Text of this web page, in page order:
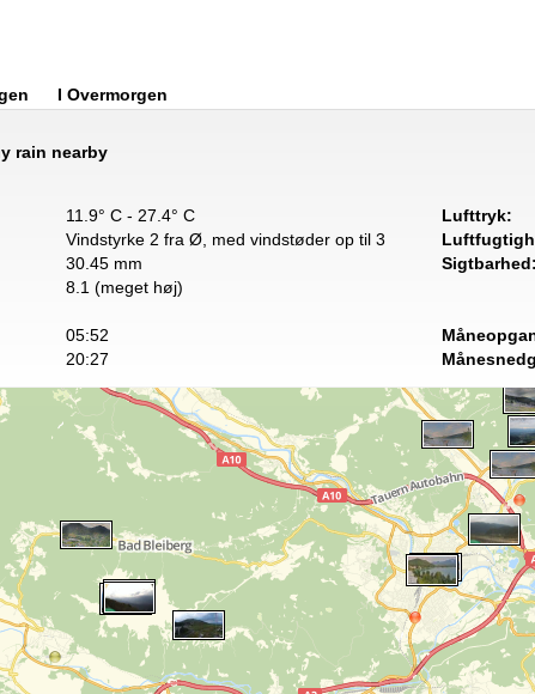
I Overmorgen
rain nearby
11.9° C - 27.4° C
Vindstyrke 2 fra Ø, med vindstøder op til 3
30.45 mm
8.1 (meget høj)
Lufttryk:
Sigtbarhed:
05:52
20:27